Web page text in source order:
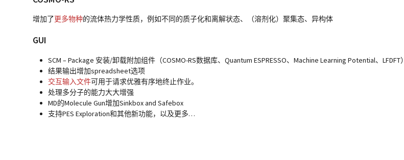
增加了更多物种的流体热力学性质，例如不同的质子化和离解状态、（溶剂化）聚集态、异构体
GUI
SCM – Package 安装/卸载附加组件（COSMO-RS数据库、Quantum ESPRESSO、Machine Learning Potential、LFDFT）
结果输出增加spreadsheet选项
交互输入文件可用于请求优雅有序地终止作业。
处理多分子的能力大大增强
MD的Molecule Gun增加Sinkbox and Safebox
支持PES Exploration和其他新功能，以及更多…